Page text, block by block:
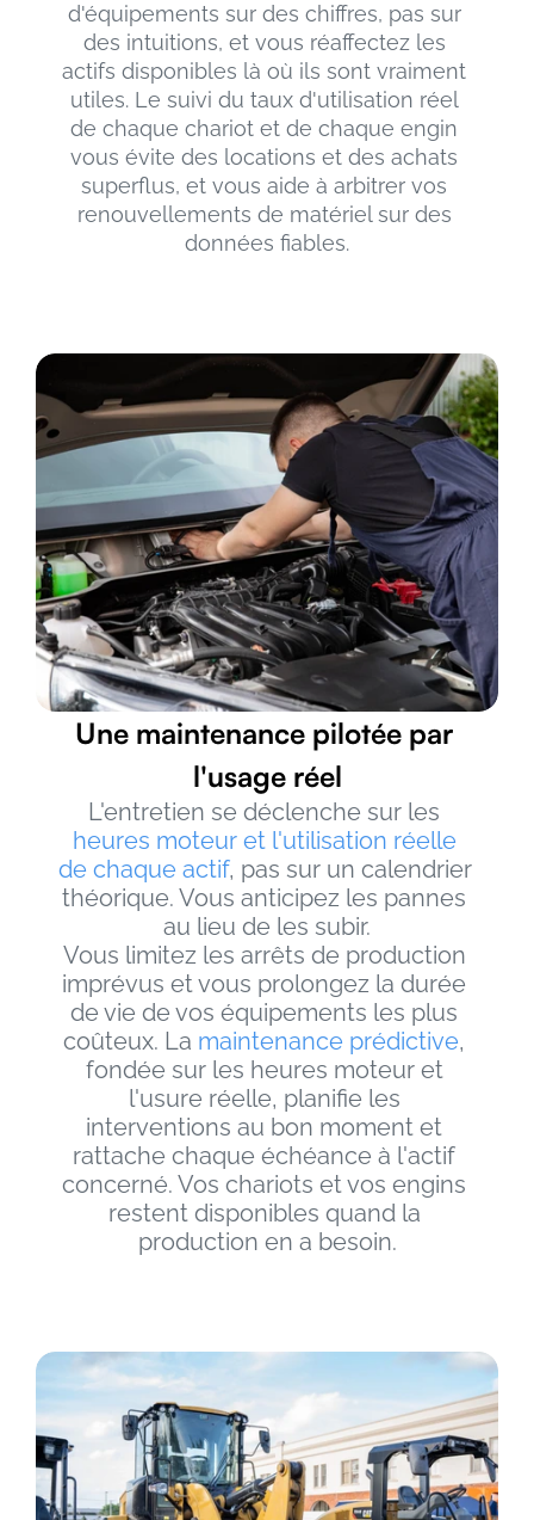
d'équipements sur des chiffres, pas sur
des intuitions, et vous réaffectez les
actifs disponibles là où ils sont vraiment
utiles. Le suivi du taux d'utilisation réel
de chaque chariot et de chaque engin
vous évite des locations et des achats
superflus, et vous aide à arbitrer vos
renouvellements de matériel sur des
données fiables.
Une maintenance pilotée par
l'usage réel
heures moteur et l'utilisation réelle
de chaque actif, pas sur un calendrier
théorique. Vous anticipez les pannes
au lieu de les subir.
Vous limitez les arrêts de production
imprévus et vous prolongez la durée
de vie de vos équipements les plus
coûteux. La maintenance prédictive,
fondée sur les heures moteur et
l'usure réelle, planifie les
interventions au bon moment et
rattache chaque échéance à l'actif
concerné. Vos chariots et vos engins
restent disponibles quand la
production en a besoin.